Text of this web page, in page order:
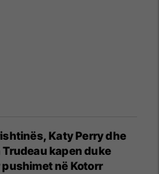
Katy Perry dhe
kapen duke
në Kotorr